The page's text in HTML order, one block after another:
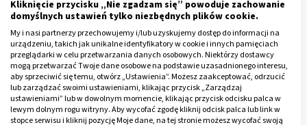
sterylne salony kosmetyczne wyposażone w
profesjonalne urządzenia do dezynfekcji narzędzi.
Choroby paznokci u nóg
Choroby paznokci u stóp z reguły wywołane są
niewłaściwą higieną i pielęgnacją stóp.
Kliknięcie przycisku „Nie zgadzam się” powoduje zachowanie
domyślnych ustawień tylko niezbędnych plików cookie.
My i nasi partnerzy przechowujemy i/lub uzyskujemy dostęp do informacji na
urządzeniu, takich jak unikalne identyfikatory w cookie i innych pamięciach
przeglądarki w celu przetwarzania danych osobowych. Niektórzy dostawcy
mogą przetwarzać Twoje dane osobowe na podstawie uzasadnionego interesu,
aby sprzeciwić się temu, otwórz „Ustawienia”. Możesz zaakceptować, odrzucić
lub zarządzać swoimi ustawieniami, klikając przycisk „Zarządzaj
ustawieniami” lub w dowolnym momencie, klikając przycisk odcisku palca w
lewym dolnym rogu witryny. Aby wycofać zgodę kliknij odcisk palca lub link w
stopce serwisu i kliknij pozycję Moje dane, na tej stronie możesz wycofać swoją